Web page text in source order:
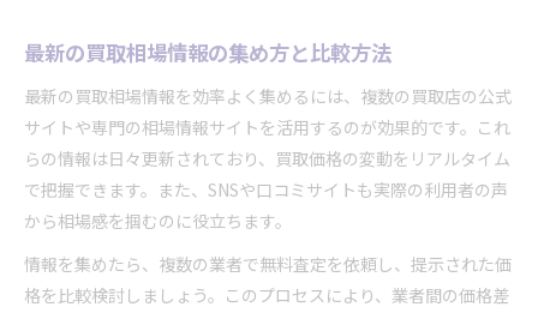
最新の買取相場情報の集め方と比較方法
最新の買取相場情報を効率よく集めるには、複数の買取店の公式
サイトや専門の相場情報サイトを活用するのが効果的です。これ
らの情報は日々更新されており、買取価格の変動をリアルタイム
で把握できます。また、SNSや口コミサイトも実際の利用者の声
から相場感を掴むのに役立ちます。
情報を集めたら、複数の業者で無料査定を依頼し、提示された価
格を比較検討しましょう。このプロセスにより、業者間の価格差